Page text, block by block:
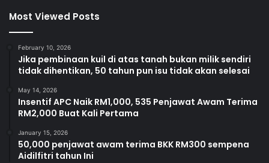
Most Viewed Posts
February 10, 2026
Jika pembinaan kuil di atas tanah bukan milik sendiri
tidak dihentikan, 50 tahun pun isu tidak akan selesai
May 14, 2026
Insentif APC Naik RM1,000, 535 Penjawat Awam Terima
RM2,000 Buat Kali Pertama
January 15, 2026
50,000 penjawat awam terima BKK RM300 sempena
Aidilfitri tahun Ini